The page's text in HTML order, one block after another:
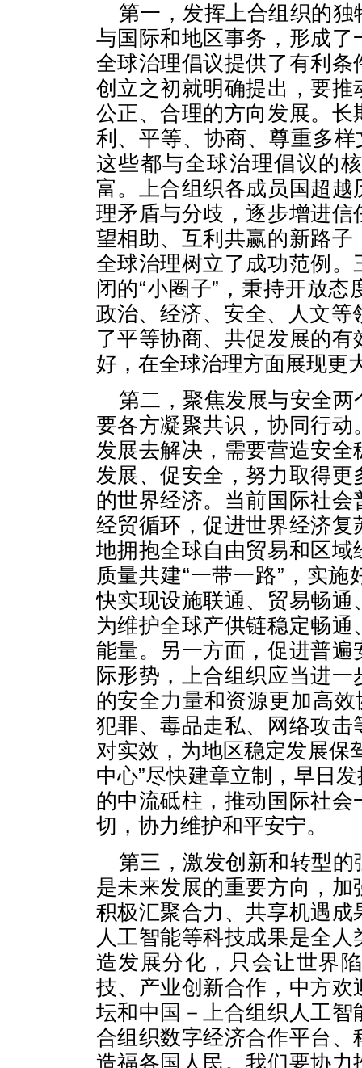
第一，发挥上合组织的
与国际和地区事务，形成
全球治理倡议提供了有利
创立之初就明确提出，要
公正、合理的方向发展。
利、平等、协商、尊重多
这些都与全球治理倡议的
富。上合组织各成员国超
理矛盾与分歧，逐步增进
望相助、互利共赢的新路
全球治理树立了成功范例
闭的“小圈子”，秉持开放
政治、经济、安全、人文
了平等协商、共促发展的
好，在全球治理方面展现更
第二，聚焦发展与安全
要各方凝聚共识，协同行
发展去解决，需要营造安
发展、促安全，努力取得
的世界经济。当前国际社
经贸循环，促进世界经济
地拥抱全球自由贸易和区
质量共建“一带一路”，实
快实现设施联通、贸易畅
为维护全球产供链稳定畅
能量。另一方面，促进普
际形势，上合组织应当进
的安全力量和资源更加高
犯罪、毒品走私、网络攻
对实效，为地区稳定发展保
中心”尽快建章立制，早日
的中流砥柱，推动国际社
切，协力维护和平安宁。
第三，激发创新和转型
是未来发展的重要方向，
积极汇聚合力、共享机遇
人工智能等科技成果是全
造发展分化，只会让世界
技、产业创新合作，中方
坛和中国－上合组织人工
合组织数字经济合作平台
造福各国人民。我们要协